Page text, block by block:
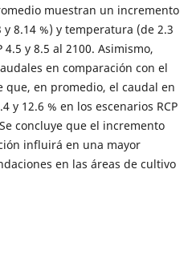
muestran un incremento
8.14 %) y temperatura (de 2.3
4.5 y 8.5 al 2100. Asimismo,
en comparación con el
que, en promedio, el caudal en
y 12.6 % en los escenarios RCP
concluye que el incremento
influirá en una mayor
en las áreas de cultivo